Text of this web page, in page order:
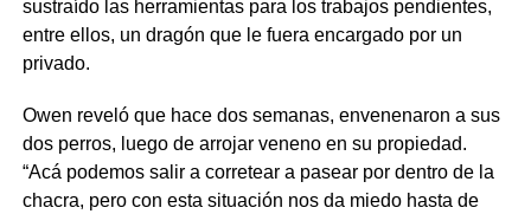
sustraído las herramientas para los trabajos pendientes,
entre ellos, un dragón que le fuera encargado por un
privado.
Owen reveló que hace dos semanas, envenenaron a sus
dos perros, luego de arrojar veneno en su propiedad.
“Acá podemos salir a corretear a pasear por dentro de la
chacra, pero con esta situación nos da miedo hasta de